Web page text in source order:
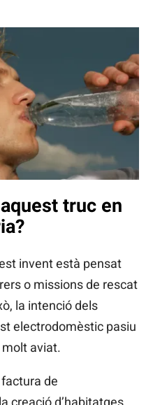
truc en
invent està pensat
o missions de rescat
la intenció dels
electrodomèstic pasiu
molt aviat.
de
creació d’habitatges